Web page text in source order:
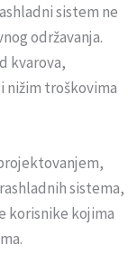
sistem ne
održavanja.
kvarova,
nižim troškovima
sistema,
korisnike kojima